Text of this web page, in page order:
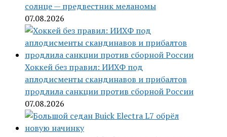
солнце — предвестник меланомы
07.08.2026
Хоккей без правил: ИИХФ под
аплодисменты скандинавов и прибалтов
продлила санкции против сборной России
07.08.2026